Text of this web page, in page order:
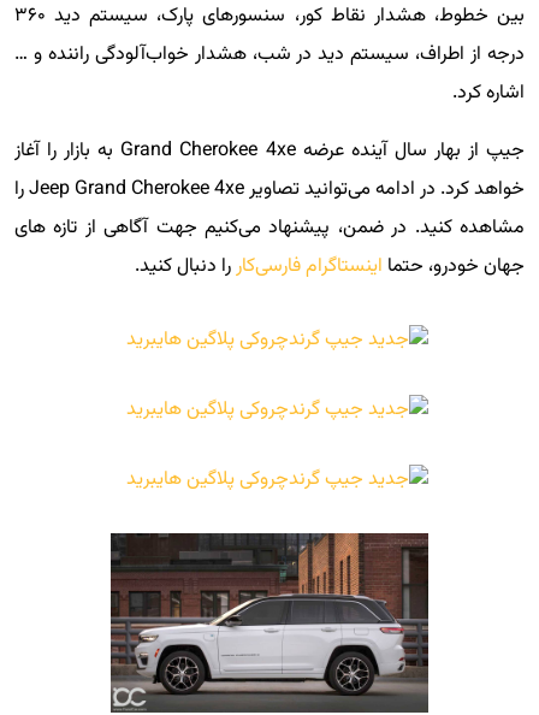
بین خطوط، هشدار نقاط کور، سنسورهای پارک، سیستم دید ۳۶۰
درجه از اطراف، سیستم دید در شب، هشدار خواب‌آلودگی راننده و …
اشاره کرد.
جیپ از بهار سال آینده عرضه Grand Cherokee 4xe به بازار را آغاز
خواهد کرد. در ادامه می‌توانید تصاویر Jeep Grand Cherokee 4xe را
مشاهده کنید. در ضمن، پیشنهاد می‌کنیم جهت آگاهی از تازه های
جهان خودرو، حتما اینستاگرام فارسی‌کاررا دنبال کنید.